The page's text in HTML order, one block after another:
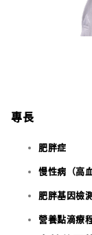
專長
肥胖症
慢性病（高
肥胖基因檢
營養點滴療